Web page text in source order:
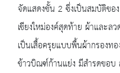
จัดแสดงชั้น 2 ซึ่งเป็นสมบัติขอ
เชียงใหม่องค์สุดท้าย ผ้าและ
เป็นเสื้อครุยแบบพื้นผ้ากรองท
ข้าวบิณฑ์ก้านแย่ง มีสำรดขอบ